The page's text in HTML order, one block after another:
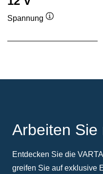
Spannung
Arbeiten Sie
Entdecken Sie die VARTA
greifen Sie auf exklusive